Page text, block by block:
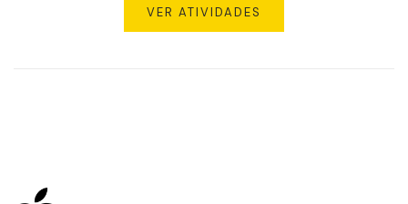
VER ATIVIDADES